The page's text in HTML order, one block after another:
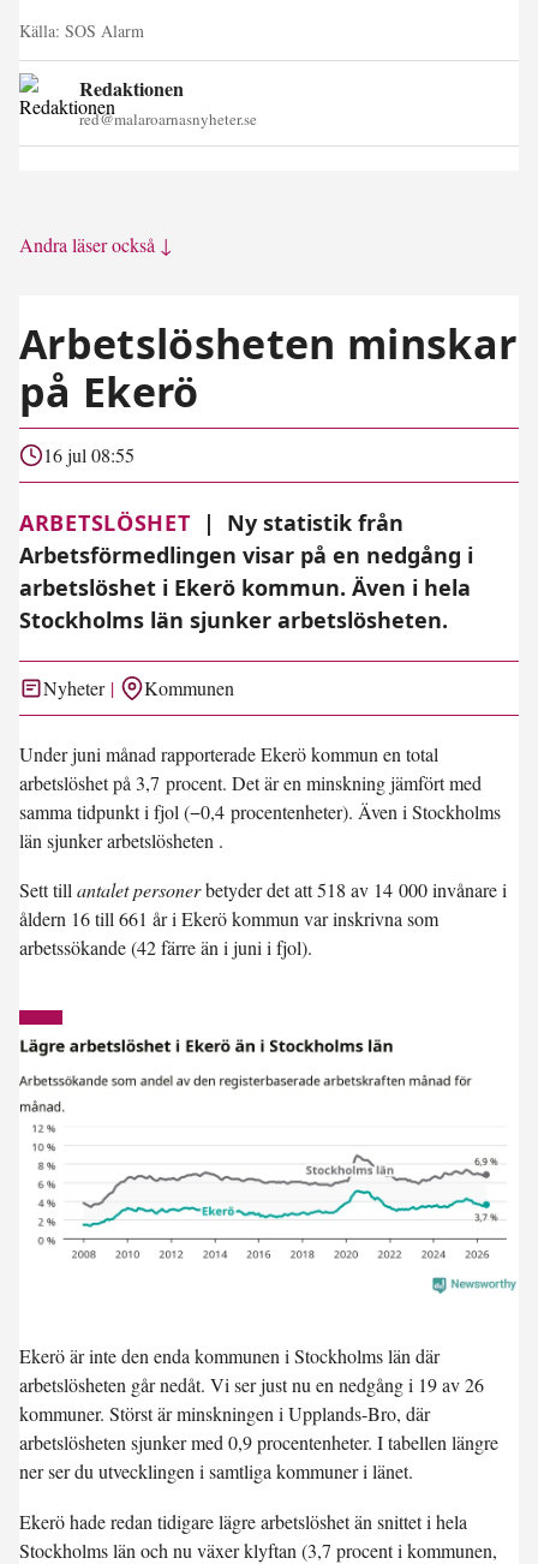
Källa: SOS Alarm
Redaktionen
red@malaroarnasnyheter.se
Andra läser också ↓
Arbetslösheten minskar
på Ekerö
16 jul 08:55
ARBETSLÖSHET |
Ny statistik från
Arbetsförmedlingen visar på en nedgång i
arbetslöshet i Ekerö kommun. Även i hela
Stockholms län sjunker arbetslösheten.
Nyheter Kommunen
Under juni månad rapporterade Ekerö kommun en total
arbetslöshet på 3,7 procent. Det är en minskning jämfört med
samma tidpunkt i fjol (−0,4 procentenheter). Även i Stockholms
län sjunker arbetslösheten .
Sett till antalet personerbetyder det att 518 av 14 000 invånare i
åldern 16 till 661 år i Ekerö kommun var inskrivna som
arbetssökande (42 färre än i juni i fjol).
Ekerö är inte den enda kommunen i Stockholms län där
arbetslösheten går nedåt. Vi ser just nu en nedgång i 19 av 26
kommuner. Störst är minskningen i Upplands-Bro, där
arbetslösheten sjunker med 0,9 procentenheter. I tabellen längre
ner ser du utvecklingen i samtliga kommuner i länet.
Ekerö hade redan tidigare lägre arbetslöshet än snittet i hela
Stockholms län och nu växer klyftan (3,7 procent i kommunen,